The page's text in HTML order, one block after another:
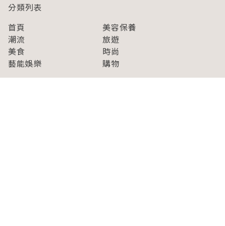
分類列表
首頁
美容保養
潮流
旅遊
美食
時尚
藝能娛樂
購物